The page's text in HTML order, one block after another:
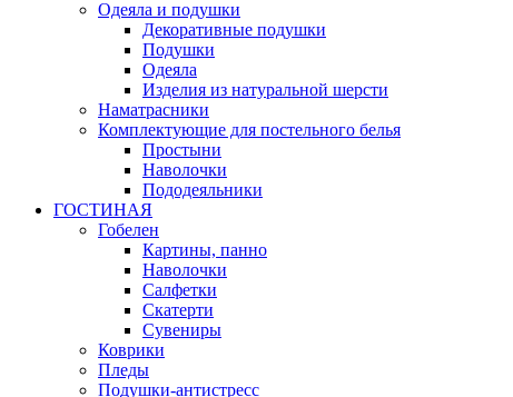
Одеяла и подушки
Декоративные подушки
Подушки
Одеяла
Изделия из натуральной шерсти
Наматраcники
Комплектующие для постельного белья
Простыни
Наволочки
Пододеяльники
ГОСТИНАЯ
Гобелен
Картины, панно
Наволочки
Салфетки
Скатерти
Сувениры
Коврики
Пледы
Подушки-антистресс